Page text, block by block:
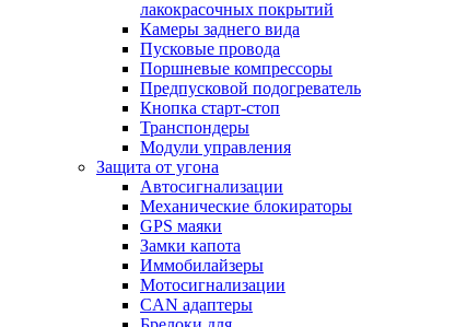
лакокрасочных покрытий
Камеры заднего вида
Пусковые провода
Поршневые компрессоры
Предпусковой подогреватель
Кнопка старт-стоп
Транспондеры
Модули управления
Защита от угона
Автосигнализации
Механические блoкираторы
GPS маяки
Замки капота
Иммобилайзеры
Мотосигнализации
CAN адаптеры